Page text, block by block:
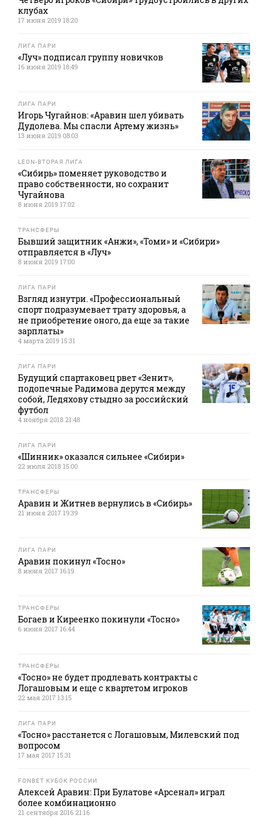
клубах
17 июня 2019 18:20
ЛИГА ПАРИ
«Луч» подписал группу новичков
16 июня 2019 18:49
ЛИГА ПАРИ
Игорь Чугайнов: «Аравин шел убивать
Дудолева. Мы спасли Артему жизнь»
13 июня 2019 08:03
LEON-ВТОРАЯ ЛИГА
«Сибирь» поменяет руководство и
право собственности, но сохранит
Чугайнова
8 июня 2019 17:02
ТРАНСФЕРЫ
Бывший защитник «Анжи», «Томи» и «Сибири»
отправляется в «Луч»
8 июня 2019 17:00
ЛИГА ПАРИ
Взгляд изнутри. «Профессиональный
спорт подразумевает трату здоровья, а
не приобретение оного, да еще за такие
зарплаты»
4 марта 2019 15:31
ЛИГА ПАРИ
Будущий спартаковец рвет «Зенит»,
подопечные Радимова дерутся между
собой, Ледяхову стыдно за российский
футбол
4 ноября 2018 21:48
ЛИГА ПАРИ
«Шинник» оказался сильнее «Сибири»
22 июля 2018 15:00
ТРАНСФЕРЫ
Аравин и Житнев вернулись в «Сибирь»
21 июня 2017 19:39
ЛИГА ПАРИ
Аравин покинул «Тосно»
8 июня 2017 16:19
ТРАНСФЕРЫ
Богаев и Киреенко покинули «Тосно»
6 июня 2017 16:44
ТРАНСФЕРЫ
«Тосно» не будет продлевать контракты с
Логашовым и еще с квартетом игроков
22 мая 2017 13:15
ЛИГА ПАРИ
«Тосно» расстанется с Логашовым, Милевский под
вопросом
17 мая 2017 15:31
FONBET КУБОК РОССИИ
Алексей Аравин: При Булатове «Арсенал» играл
более комбинационно
21 сентября 2016 21:16